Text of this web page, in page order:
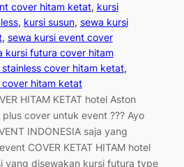
cover hitam ketat, kursi
, kursi susun, sewa kursi
, sewa kursi event cover
kursi futura cover hitam
cover hitam ketat
cover hitam ketat
HITAM KETAT hotel Aston
cover untuk event ??? Ayo
INDONESIA saja yang
COVER KETAT HITAM hotel
yang disewakan kursi futura type